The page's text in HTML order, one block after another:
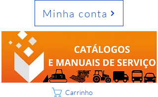
Minha conta
Carrinho